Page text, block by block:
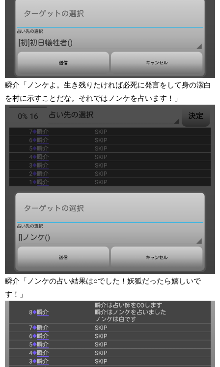
瞬介「ノンケよ。生き残りたければ必死に発言をして身の潔白
を村に示すことだな。それではノンケを占います！」
瞬介「ノンケの占い結果は○でした！妖狐だったら嬉しいで
す！」